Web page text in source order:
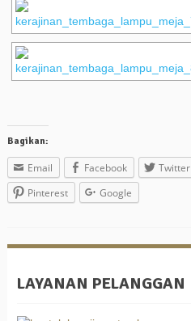
Bagikan:
Email Facebook Twitter
Pinterest
Google
LAYANAN PELANGGAN